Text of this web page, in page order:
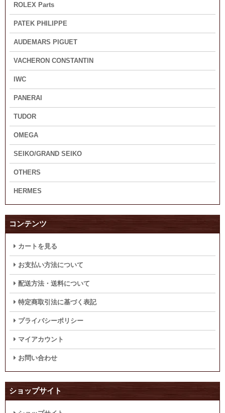
ROLEX Parts
PATEK PHILIPPE
AUDEMARS PIGUET
VACHERON CONSTANTIN
IWC
PANERAI
TUDOR
OMEGA
SEIKO/GRAND SEIKO
OTHERS
HERMES
コンテンツ
カートを見る
お支払い方法について
配送方法・送料について
特定商取引法に基づく表記
プライバシーポリシー
マイアカウント
お問い合わせ
ショップサイト